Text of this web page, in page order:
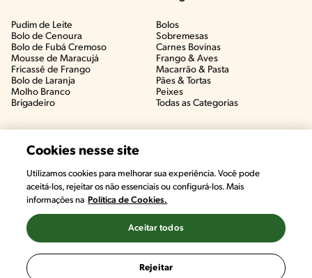
Pudim de Leite
Bolo de Cenoura
Bolo de Fubá Cremoso
Mousse de Maracujá
Fricassê de Frango
Bolo de Laranja
Molho Branco
Brigadeiro
Bolos
Sobremesas
Carnes Bovinas​
Frango & Aves​
Macarrão & Pasta​
Pães & Tortas​
Peixes
Todas as Categorias
Cookies nesse site
Utilizamos cookies para melhorar sua experiência. Você pode
aceitá-los, rejeitar os não essenciais ou configurá-los. Mais
informações na Política de Cookies.
Rejeitar
Aceitar todos